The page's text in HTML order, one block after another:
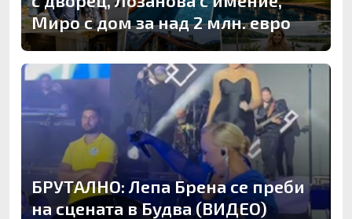
Миро с дом за над 2 млн. евро
БРУТАЛНО: Лепа Брена се преби
на сцената в Будва (ВИДЕО)